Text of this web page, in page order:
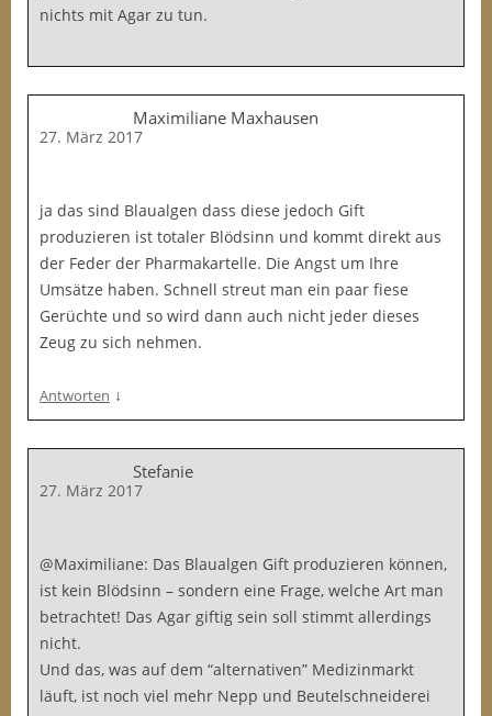
nichts mit Agar zu tun.
Maximiliane Maxhausen
27. März 2017
ja das sind Blaualgen dass diese jedoch Gift
produzieren ist totaler Blödsinn und kommt direkt aus
der Feder der Pharmakartelle. Die Angst um Ihre
Umsätze haben. Schnell streut man ein paar fiese
Gerüchte und so wird dann auch nicht jeder dieses
Zeug zu sich nehmen.
Antworten ↓
Stefanie
27. März 2017
@Maximiliane: Das Blaualgen Gift produzieren können,
ist kein Blödsinn – sondern eine Frage, welche Art man
betrachtet! Das Agar giftig sein soll stimmt allerdings
nicht.
Und das, was auf dem “alternativen” Medizinmarkt
läuft, ist noch viel mehr Nepp und Beutelschneiderei